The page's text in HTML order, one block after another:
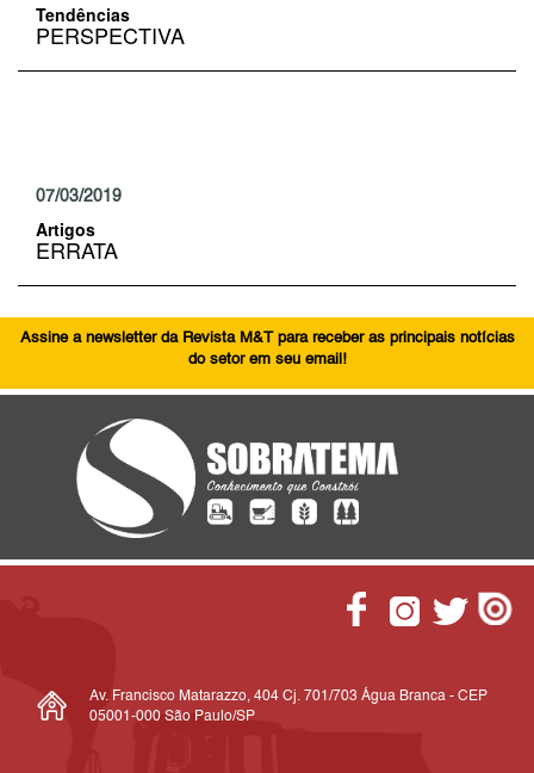
Tendências
PERSPECTIVA
07/03/2019
Artigos
ERRATA
Assine a newsletter da Revista M&T para receber as principais notícias
do setor em seu email!
Av. Francisco Matarazzo, 404 Cj. 701/703 Água Branca - CEP
05001-000 São Paulo/SP